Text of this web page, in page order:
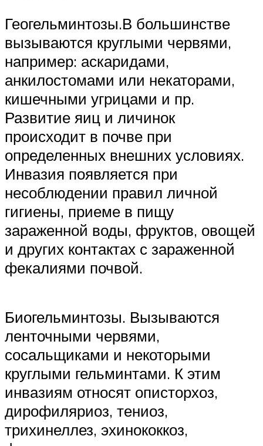
Геогельминтозы.В большинстве
вызываются круглыми червями,
например: аскаридами,
анкилостомами или некаторами,
кишечными угрицами и пр.
Развитие яиц и личинок
происходит в почве при
определенных внешних условиях.
Инвазия появляется при
несоблюдении правил личной
гигиены, приеме в пищу
зараженной воды, фруктов, овощей
и других контактах с зараженной
фекалиями почвой.
Биогельминтозы. Вызываются
ленточными червями,
сосальщиками и некоторыми
круглыми гельминтами. К этим
инвазиям относят описторхоз,
дирофиляриоз, тениоз,
трихинеллез, эхинококкоз,